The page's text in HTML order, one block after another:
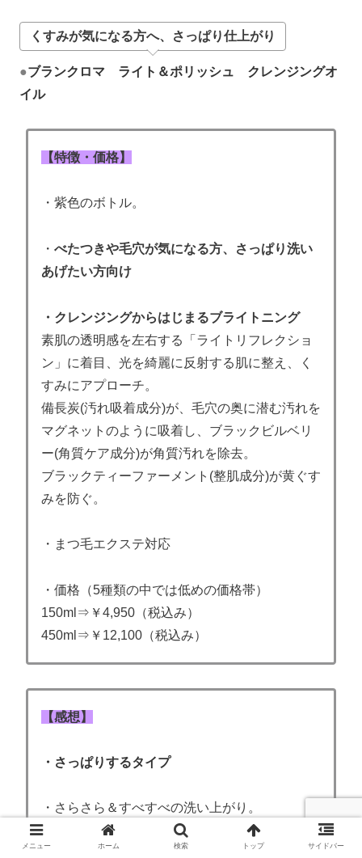
くすみが気になる方へ、さっぱり仕上がり
●ブランクロマ ライト＆ポリッシュ
クレンジングオ
イル
【特徴・価格】
・紫色のボトル。
・ べたつきや毛穴が気になる方、さっぱり洗い
あげたい方向け
・クレンジングからはじまるブライトニング
素肌の透明感を左右する「ライトリフレクショ
ン」に着目、光を綺麗に反射する肌に整え、く
すみにアプローチ。
備長炭(汚れ吸着成分)が、毛穴の奥に潜む汚れを
マグネットのように吸着し、ブラックビルベリ
ー(角質ケア成分)が角質汚れを除去。
ブラックティーファーメント(整肌成分)が黄ぐす
みを防ぐ。
・まつ毛エクステ対応
・価格（5種類の中では低めの価格帯）
150ml⇒￥4,950（税込み）
450ml⇒￥12,100（税込み）
【感想】
・さっぱりするタイプ
・さらさら＆すべすべの洗い上がり。
（乾燥肌の私の場合、冬場使用するには若干さ
っぱりしすぎていた。夏場の使用は問題な
メニュー ホーム 検索 トップ サイドバー